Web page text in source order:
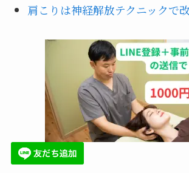
肩こりは神経解放テクニックで